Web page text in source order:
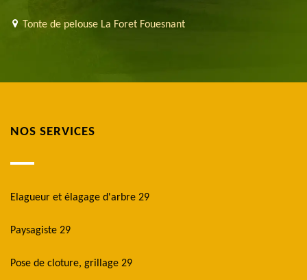
Tonte de pelouse La Foret Fouesnant
NOS SERVICES
Elagueur et élagage d'arbre 29
Paysagiste 29
Pose de cloture, grillage 29